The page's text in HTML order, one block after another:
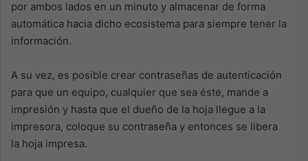
por ambos lados en un minuto y almacenar de forma
automática hacia dicho ecosistema para siempre tener la
información.
A su vez, es posible crear contraseñas de autenticación
para que un equipo, cualquier que sea éste, mande a
impresión y hasta que el dueño de la hoja llegue a la
impresora, coloque su contraseña y entonces se libera
la hoja impresa.